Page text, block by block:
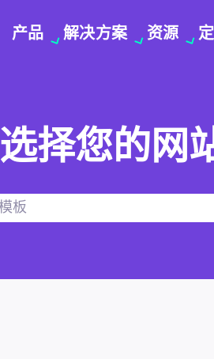
产品 解决方案 资源
选择您的网